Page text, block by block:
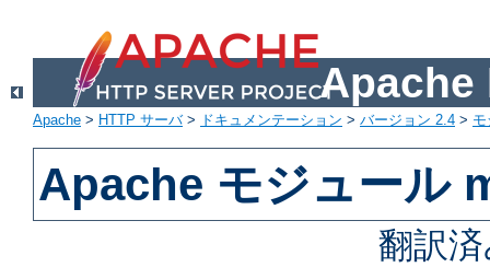
Apache
Apache > HTTP サーバ> ドキュメンテーション > バージョン 2.4 >
Apache モジュール
翻訳